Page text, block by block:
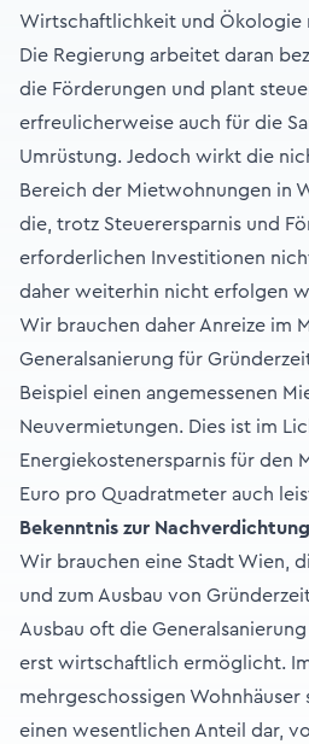
Wirtschaftlichkeit und Ökologie
Die Regierung arbeitet daran
die Förderungen und plant
erfreulicherweise auch für die
Umrüstung. Jedoch wirkt die
Bereich der Mietwohnungen in
die, trotz Steuerersparnis und
erforderlichen Investitionen
daher weiterhin nicht erfolgen
Wir brauchen daher Anreize im
Generalsanierung für
Beispiel einen angemessenen
Neuvermietungen. Dies ist im
Energiekostenersparnis für den
Euro pro Quadratmeter auch
Bekenntnis zur Nachverdichtung
Wir brauchen eine Stadt Wien,
und zum Ausbau von
Ausbau oft die
erst wirtschaftlich ermöglicht.
mehrgeschossigen
einen wesentlichen Anteil dar,